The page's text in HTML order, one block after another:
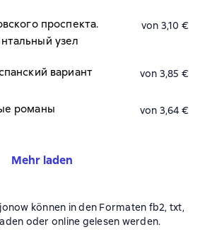
проспекта.
узел
von 3,10 €
вариант von 3,85 €
романы von 3,64 €
Mehr laden
können in den Formaten fb2, txt,
oder online gelesen werden.